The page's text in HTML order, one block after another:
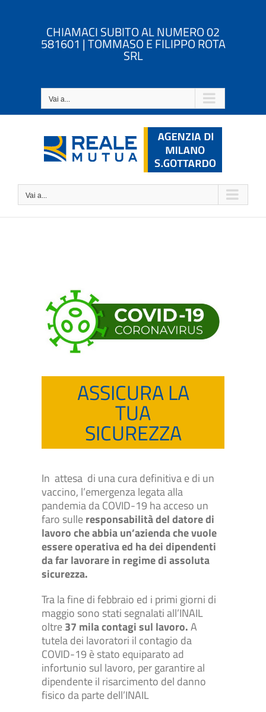
CHIAMACI SUBITO AL NUMERO 02
581601 | TOMMASO E FILIPPO ROTA
SRL
Vai a...
Vai a...
ASSICURA LA
TUA
SICUREZZA
In attesa di una cura definitiva e di un
vaccino, l’emergenza legata alla
pandemia da COVID-19 ha acceso un
faro sulleresponsabilità del datore di
lavoro che abbia un’azienda che vuole
essere operativa ed ha dei dipendenti
da far lavorare in regime di assoluta
sicurezza.
Tra la fine di febbraio ed i primi giorni di
maggio sono stati segnalati all’INAIL
oltre37 mila contagi sul lavoro.A
tutela dei lavoratori il contagio da
COVID-19 è stato equiparato ad
infortunio sul lavoro, per garantire al
dipendente il risarcimento del danno
fisico da parte dell’INAIL